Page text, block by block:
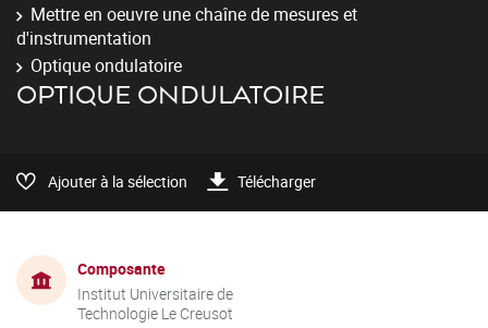
Mettre en oeuvre une chaîne de mesures et
d'instrumentation
Optique ondulatoire
OPTIQUE ONDULATOIRE
Ajouter à la sélection Télécharger
Composante
Institut Universitaire de
Technologie Le Creusot